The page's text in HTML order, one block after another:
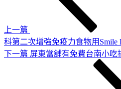
上一篇
科第二次增強免疫力食物用Smile
下
下一篇 屏東當舖有免費台南小